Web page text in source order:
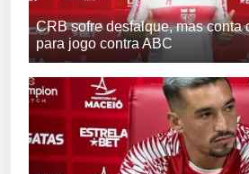
CRB sofre desfalque, mas conta
para jogo contra ABC